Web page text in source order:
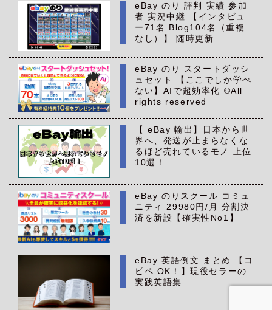
eBay のり 評判 実績 参加
者 実況中継 【インタビュ
ー71名 Blog104名（重複
なし）】 随時更新
eBay のり スタートダッシ
ュセット 【ここでしか学べ
ない】AIで超効率化 ©All
rights reserved
【 eBay 輸出】日本から世
界へ、発送が止まらなくな
るほど売れているモノ 上位
10選！
eBay のりスクール コミュ
ニティ 29980円/月 分割決
済を新設【確実性No1】
eBay 英語例文 まとめ 【コ
ピペ OK！】現役セラーの
実践英語集